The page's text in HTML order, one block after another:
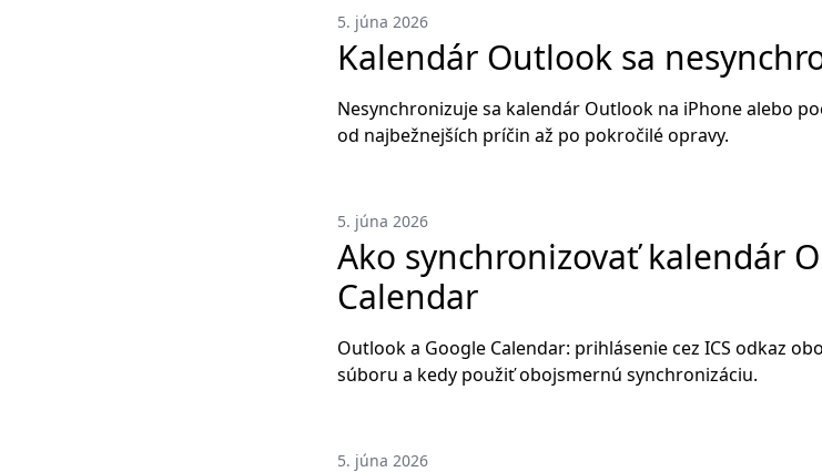
5. júna 2026
Kalendár Outlook sa
Nesynchronizuje sa kalendár Outlook na iPhone alebo
od najbežnejších príčin až po pokročilé opravy.
5. júna 2026
Ako synchronizovať kalendár
Calendar
Outlook a Google Calendar: prihlásenie cez ICS odkaz
súboru a kedy použiť obojsmernú synchronizáciu.
5. júna 2026